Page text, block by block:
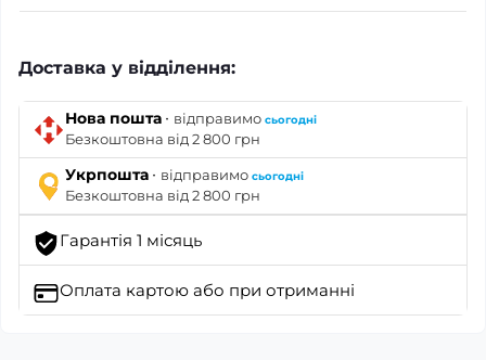
Доставка у відділення:
Нова пошта · відправимо сьогодні
Безкоштовна від 2 800 грн
Укрпошта · відправимо сьогодні
Безкоштовна від 2 800 грн
Гарантія 1 місяць
Оплата картою або при отриманні